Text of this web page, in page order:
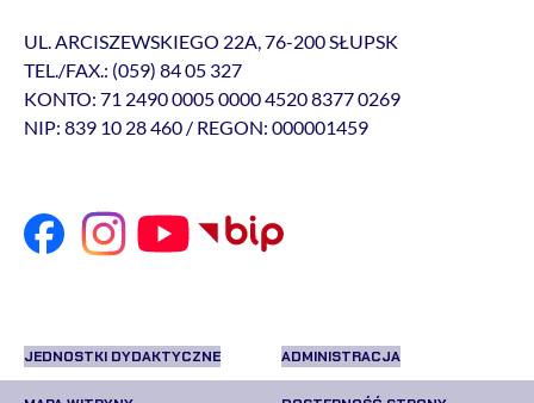
UL. ARCISZEWSKIEGO 22A, 76-200 SŁUPSK
TEL./FAX.: (059) 84 05 327
KONTO: 71 2490 0005 0000 4520 8377 0269
NIP: 839 10 28 460 / REGON: 000001459
JEDNOSTKI DYDAKTYCZNE ADMINISTRACJA